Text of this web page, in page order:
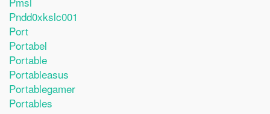
Pndd0xkslc001
Port
Portabel
Portable
Portableasus
Portablegamer
Portables